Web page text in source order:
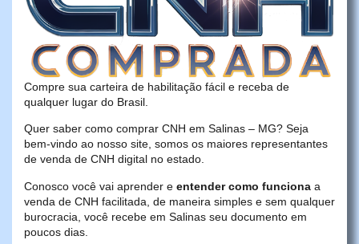
Compre sua carteira de habilitação fácil e receba de
qualquer lugar do Brasil.
Quer saber como comprar CNH em Salinas – MG? Seja
bem-vindo ao nosso site, somos os maiores representantes
de venda de CNH digital no estado.
Conosco você vai aprender e entender como funciona a
venda de CNH facilitada, de maneira simples e sem qualquer
burocracia, você recebe em Salinas seu documento em
poucos dias.